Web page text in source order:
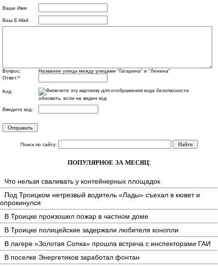
Ваше Имя:
Ваш E-Mail:
Вопрос:
Название улицы между улицами "Гагарина" и "Ленина"
Ответ:*
Код:
обновить, если не виден код
Введите код:
Поиск по сайту:
ПОПУЛЯРНОЕ ЗА МЕСЯЦ:
Что нельзя сваливать у контейнерных площадок
Под Троицком нетрезвый водитель «Лады» съехал в кювет и
опрокинулся
В Троицке произошел пожар в частном доме
В Троицке полицейские задержали любителя конопли
В лагере «Золотая Сопка» прошла встреча с инспекторами ГАИ
В поселке Энергетиков заработал фонтан